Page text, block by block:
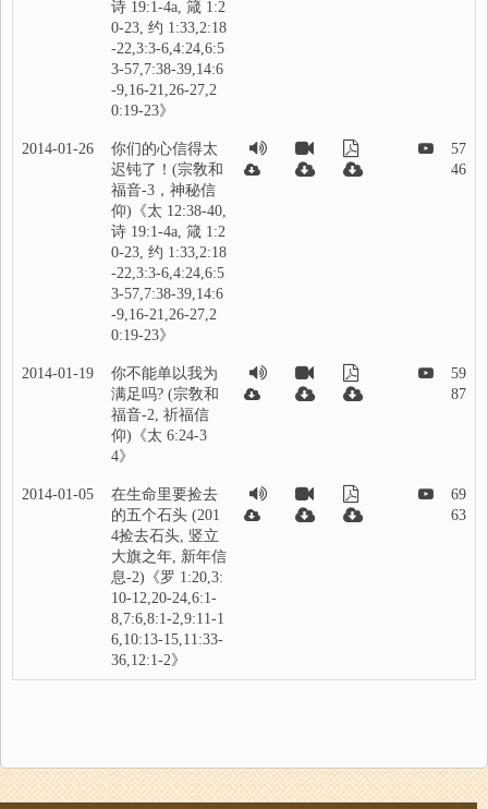
诗 19:1-4a, 箴 1:2
0-23, 约 1:33,2:18
-22,3:3-6,4:24,6:5
3-57,7:38-39,14:6
-9,16-21,26-27,2
0:19-23》
2014-01-26
你们的心信得太
迟钝了！(宗敎和
福音-3，神秘信
仰)《太 12:38-40,
诗 19:1-4a, 箴 1:2
0-23, 约 1:33,2:18
-22,3:3-6,4:24,6:5
3-57,7:38-39,14:6
-9,16-21,26-27,2
0:19-23》
57
46
2014-01-19
你不能单以我为
满足吗? (宗敎和
福音-2, 祈福信
仰)《太 6:24-3
4》
59
87
2014-01-05
在生命里要捡去
的五个石头 (201
4捡去石头, 竖立
大旗之年, 新年信
息-2)《罗 1:20,3:
10-12,20-24,6:1-
8,7:6,8:1-2,9:11-1
6,10:13-15,11:33-
36,12:1-2》
69
63